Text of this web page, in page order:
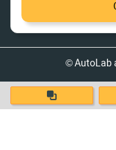
© AutoLab